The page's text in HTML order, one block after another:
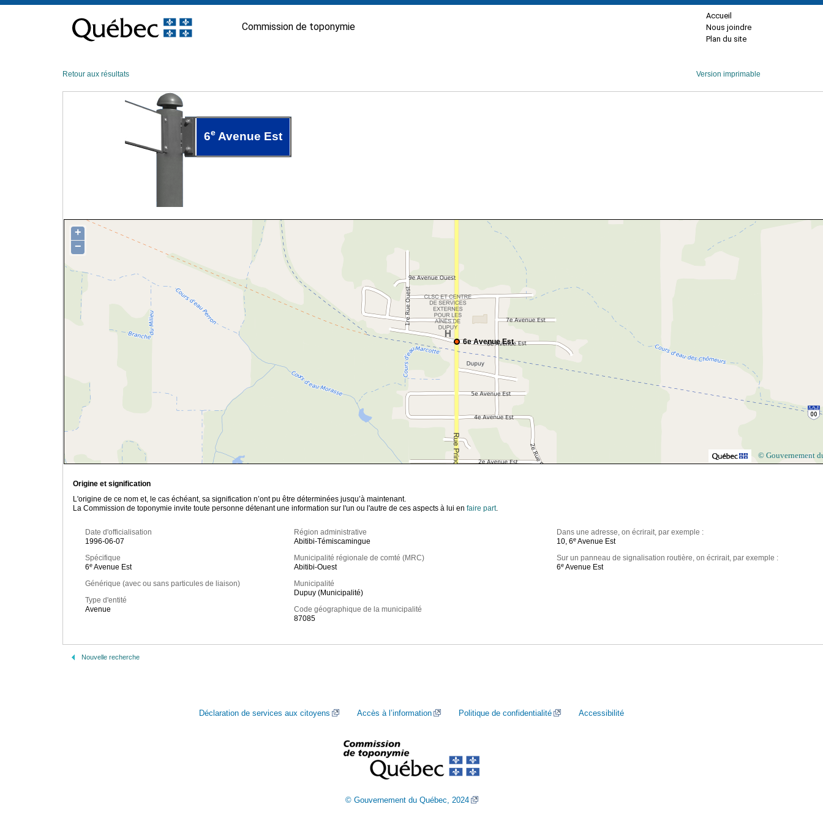
contenu
Commission de toponymie
Accueil
Nous joindre
Plan du site
Retour aux résultats Version imprimable
6e Avenue Est
6e Avenue Est
+
−
© Gouvernement
Origine et signification
L'origine de ce nom et, le cas échéant, sa signification n’ont pu être déterminées jusqu’à maintenant.
La Commission de toponymie invite toute personne détenant une information sur l'un ou l'autre de ces aspects à lui en faire part.
Date d'officialisation
1996-06-07
Spécifique
6e Avenue Est
Générique (avec ou sans particules de liaison)
Type d'entité
Avenue
Région administrative
Abitibi-Témiscamingue
Municipalité régionale de comté (MRC)
Abitibi-Ouest
Municipalité
Dupuy (Municipalité)
Code géographique de la municipalité
87085
Dans une adresse, on écrirait, par exemple :
10, 6e Avenue Est
Sur un panneau de signalisation routière, on écrirait, par exemple :
6e Avenue Est
Nouvelle recherche
Déclaration de services aux citoyens Accès à l’information Politique de confidentialité Accessibilité
© Gouvernement du Québec, 2024